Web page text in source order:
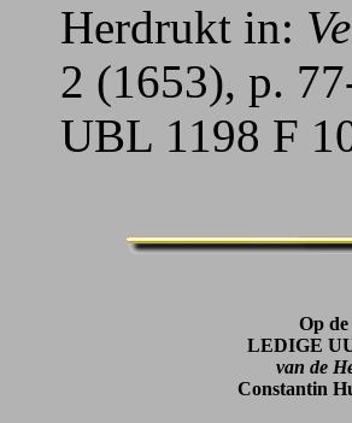
Herdrukt in:
2 (1653), p.
UBL 1198 F
Op de
LEDIGE
van de
Constantin